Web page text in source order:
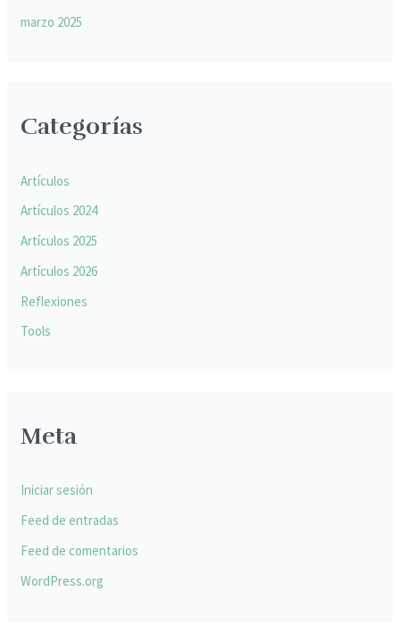
marzo 2025
Categorías
Artículos
Artículos 2024
Artículos 2025
Artículos 2026
Reflexiones
Tools
Meta
Iniciar sesión
Feed de entradas
Feed de comentarios
WordPress.org